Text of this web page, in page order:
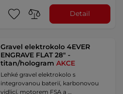
Detail
Gravel elektrokolo 4EVER
ENGRAVE FLAT 28" -
titan/hologramAKCE
Lehké gravel elektrokolo s
integrovanou baterií, karbonovou
vidlicí, motorem FSA a …